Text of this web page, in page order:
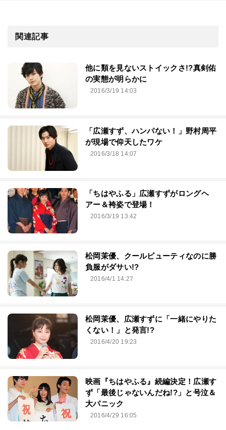
関連記事
他に類を見ないストイックさ!?真剣佑
の実態が明らかに
2016/3/19 14:03
「広瀬すず、ハンパない！」野村周平
が現場で仰天したワケ
2016/3/18 14:07
「ちはやふる」広瀬すずがロングヘ
アー＆袴姿で登場！
2016/3/19 13:42
松岡茉優、クールビューティなのに勝
負服がダサい!?
2016/4/1 14:27
松岡茉優、広瀬すずに「一緒にやりた
くない！」と発言!?
2016/4/20 19:23
映画『ちはやふる』続編決定！広瀬す
ず「最後じゃないんだね!?」と号泣＆
大パニック
2016/4/29 16:05